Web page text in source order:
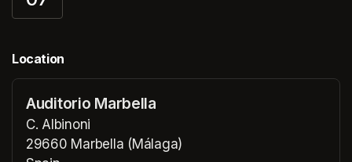
Location
Auditorio Marbella
C. Albinoni
29660 Marbella (Málaga)